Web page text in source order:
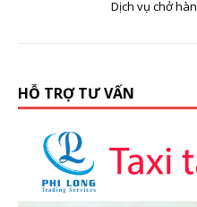
Dịch vụ chở
HỖ TRỢ TƯ VẤN